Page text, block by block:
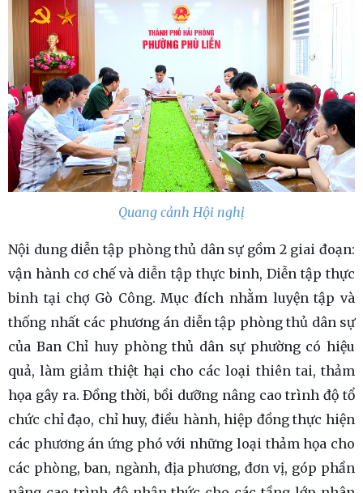
Quang cảnh Hội nghị
Nội dung diễn tập phòng thủ dân sự gồm 2 giai đoạn:
vận hành cơ chế và diễn tập thực binh, Diễn tập thực
binh tại chợ Gò Công. Mục đích nhằm luyện tập và
thống nhất các phương án diễn tập phòng thủ dân sự
của Ban Chỉ huy phòng thủ dân sự phường có hiệu
quả, làm giảm thiệt hại cho các loại thiên tai, thảm
họa gây ra. Đồng thời, bồi dưỡng nâng cao trình độ tổ
chức chỉ đạo, chỉ huy, điều hành, hiệp đồng thực hiện
các phương án ứng phó với những loại thảm họa cho
các phòng, ban, ngành, địa phương, đơn vị, góp phần